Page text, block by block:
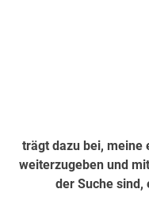
trägt dazu bei, meine
weiterzugeben und
der Suche sind,